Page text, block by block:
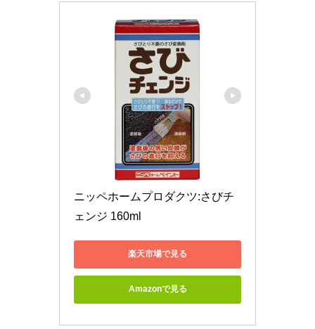
ニッペホームプロダクツ:さびチ
ェンジ 160ml
楽天市場で見る
Amazonで見る